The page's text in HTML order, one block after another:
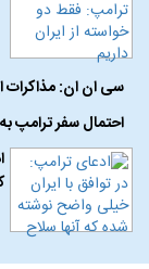
سی ان ان: مذاکرات
احتمال سفر ترامپ